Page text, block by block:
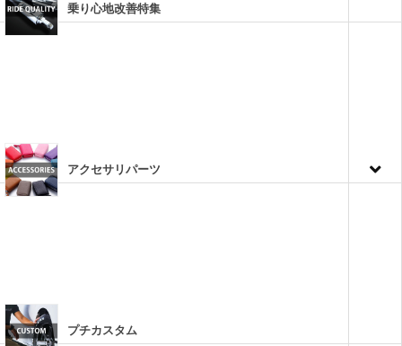
乗り心地改善特集
アクセサリパーツ
プチカスタム